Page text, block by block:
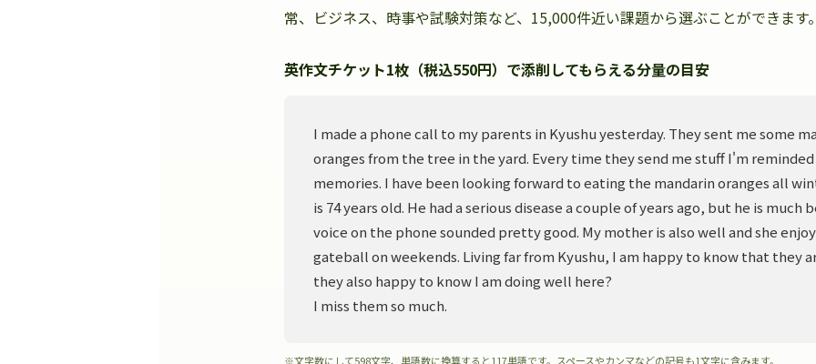
常、ビジネス、時事や試験対策など、15,000件近い課題から選ぶことができます
英作文チケット1枚（税込550円）で添削してもらえる分量の目安
I made a phone call to my parents in Kyushu yesterday. They sent me some
oranges from the tree in the yard. Every time they send me stuff I'm
memories. I have been looking forward to eating the mandarin oranges all
is 74 years old. He had a serious disease a couple of years ago, but he is much
voice on the phone sounded pretty good. My mother is also well and she
gateball on weekends. Living far from Kyushu, I am happy to know that they
they also happy to know I am doing well here?
I miss them so much.
※文字数にして598文字、単語数に換算すると117単語です。スペースやカンマなどの記号も1文字に含みます。